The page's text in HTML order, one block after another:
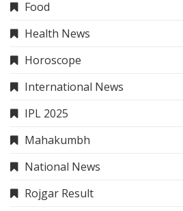
Food
Health News
Horoscope
International News
IPL 2025
Mahakumbh
National News
Rojgar Result